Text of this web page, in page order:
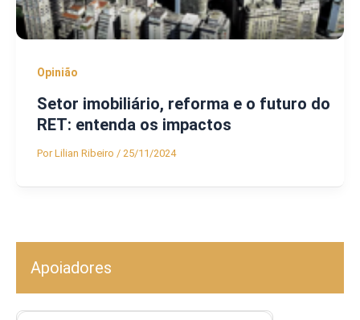
Opinião
Setor imobiliário, reforma e o futuro do
RET: entenda os impactos
PorLilian Ribeiro / 25/11/2024
Apoiadores